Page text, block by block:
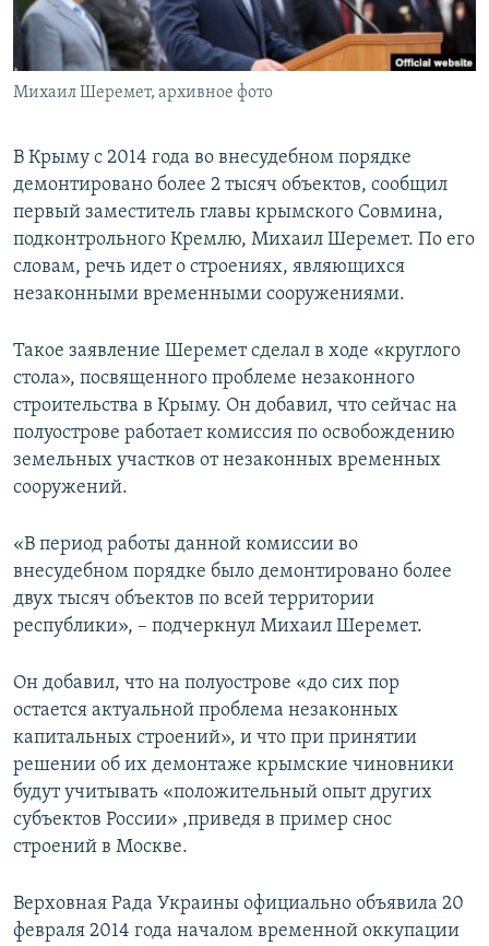
ПОБЕДИТЕЛЕЙ НЕ СУДЯТ?
КРЫМ.НЕПОКОРЕННЫЙ
ELIFBE
ПРИСОЕДИНЯЙТЕСЬ!
Все сайты RFE/RL
Михаил Шеремет, архивное фото
В Крыму с 2014 года во внесудебном порядке
демонтировано более 2 тысяч объектов, сообщил
первый заместитель главы крымского Совмина,
подконтрольного Кремлю, Михаил Шеремет. По его
словам, речь идет о строениях, являющихся
незаконными временными сооружениями.
Такое заявление Шеремет сделал в ходе «круглого
стола», посвященного проблеме незаконного
строительства в Крыму. Он добавил, что сейчас на
полуострове работает комиссия по освобождению
земельных участков от незаконных временных
сооружений.
«В период работы данной комиссии во
внесудебном порядке было демонтировано более
двух тысяч объектов по всей территории
республики», – подчеркнул Михаил Шеремет.
Он добавил, что на полуострове «до сих пор
остается актуальной проблема незаконных
капитальных строений», и что при принятии
решении об их демонтаже крымские чиновники
будут учитывать «положительный опыт других
субъектов России» ,приведя в пример снос
строений в Москве.
Верховная Рада Украины официально объявила 20
февраля 2014 года началом временной оккупации